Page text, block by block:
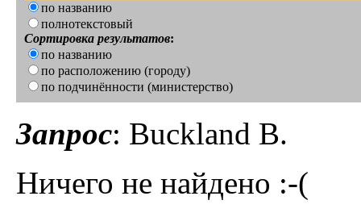
по названию
полнотекстовый
Сортировка результатов:
по названию
по расположению (городу)
по подчинённости (министерство)
Запрос: Buckland B.
Ничего не найдено :-(